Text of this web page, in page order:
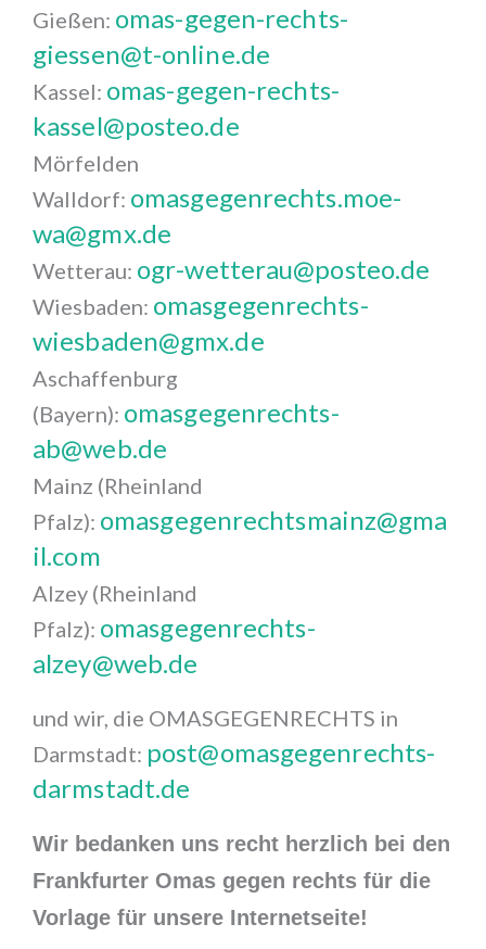
Gießen: omas-gegen-rechts-
giessen@t-online.de
Kassel: omas-gegen-rechts-
kassel@posteo.de
Mörfelden
Walldorf: omasgegenrechts.moe-
wa@gmx.de
Wetterau: ogr-wetterau@posteo.de
Wiesbaden: omasgegenrechts-
wiesbaden@gmx.de
Aschaffenburg
(Bayern): omasgegenrechts-
ab@web.de
Mainz (Rheinland
Pfalz): omasgegenrechtsmainz@gma
il.com
Alzey (Rheinland
Pfalz): omasgegenrechts-
alzey@web.de
und wir, die OMASGEGENRECHTS in
Darmstadt: post@omasgegenrechts-
darmstadt.de
Wir bedanken uns recht herzlich bei den
Frankfurter Omas gegen rechts für die
Vorlage für unsere Internetseite!